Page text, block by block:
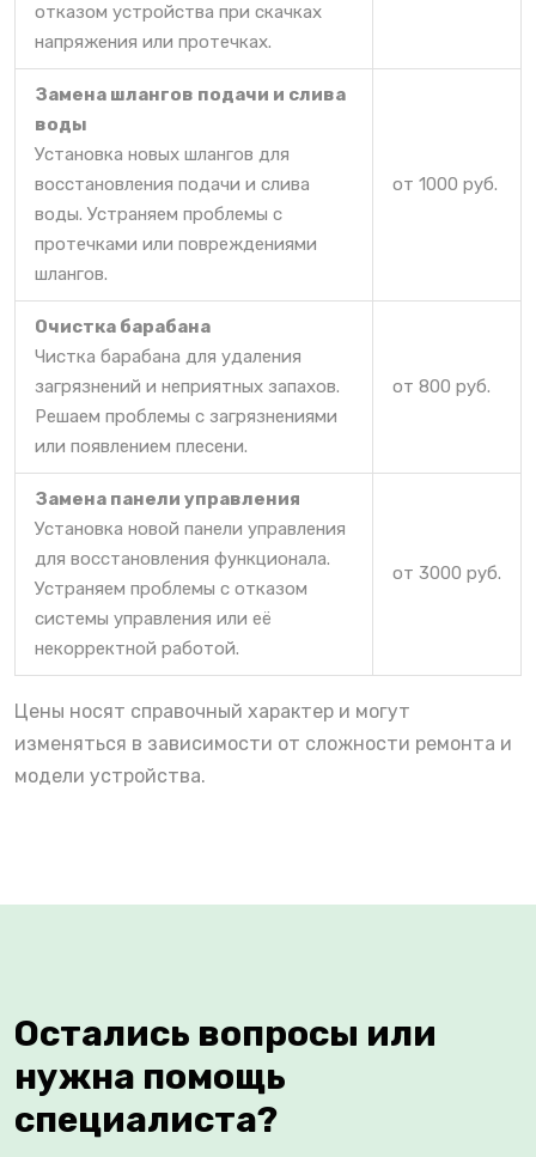
отказом устройства при скачках
напряжения или протечках.
Замена шлангов подачи и слива
воды
Установка новых шлангов для
восстановления подачи и слива
воды. Устраняем проблемы с
протечками или повреждениями
шлангов.
от 1000 руб.
Очистка барабана
Чистка барабана для удаления
загрязнений и неприятных запахов.
Решаем проблемы с загрязнениями
или появлением плесени.
от 800 руб.
Замена панели управления
Установка новой панели управления
для восстановления функционала.
Устраняем проблемы с отказом
системы управления или её
некорректной работой.
от 3000 руб.
Цены носят справочный характер и могут
изменяться в зависимости от сложности ремонта и
модели устройства.
Остались вопросы или
нужна помощь
специалиста?